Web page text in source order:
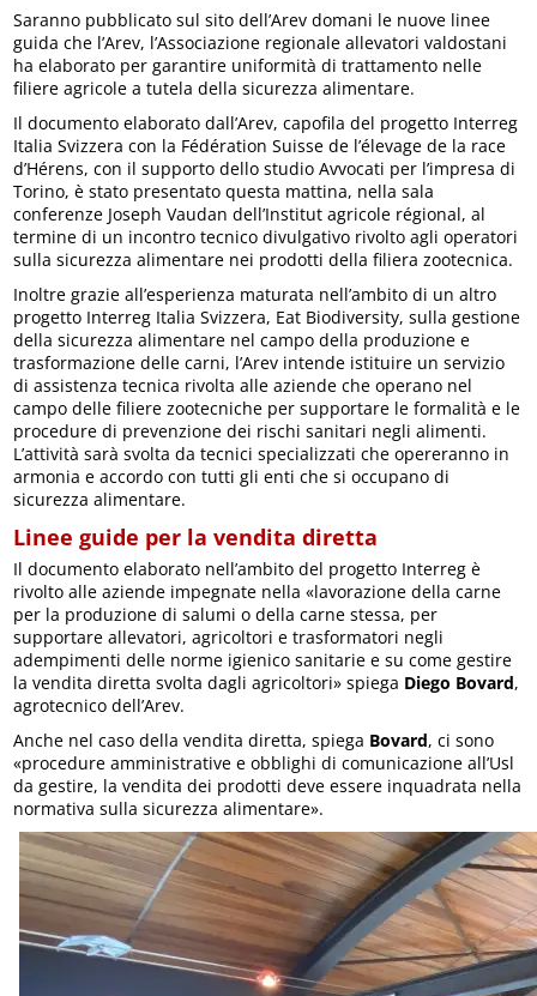
Saranno pubblicato sul sito dell’Arev domani le nuove linee
guida che l’Arev, l’Associazione regionale allevatori valdostani
ha elaborato per garantire uniformità di trattamento nelle
filiere agricole a tutela della sicurezza alimentare.
Il documento elaborato dall’Arev, capofila del progetto Interreg
Italia Svizzera con la Fédération Suisse de l’élevage de la race
d’Hérens, con il supporto dello studio Avvocati per l’impresa di
Torino, è stato presentato questa mattina, nella sala
conferenze Joseph Vaudan dell’Institut agricole régional, al
termine di un incontro tecnico divulgativo rivolto agli operatori
sulla sicurezza alimentare nei prodotti della filiera zootecnica.
Inoltre grazie all’esperienza maturata nell’ambito di un altro
progetto Interreg Italia Svizzera, Eat Biodiversity, sulla gestione
della sicurezza alimentare nel campo della produzione e
trasformazione delle carni, l’Arev intende istituire un servizio
di assistenza tecnica rivolta alle aziende che operano nel
campo delle filiere zootecniche per supportare le formalità e le
procedure di prevenzione dei rischi sanitari negli alimenti.
L’attività sarà svolta da tecnici specializzati che opereranno in
armonia e accordo con tutti gli enti che si occupano di
sicurezza alimentare.
Linee guide per la vendita diretta
Il documento elaborato nell’ambito del progetto Interreg è
rivolto alle aziende impegnate nella «lavorazione della carne
per la produzione di salumi o della carne stessa, per
supportare allevatori, agricoltori e trasformatori negli
adempimenti delle norme igienico sanitarie e su come gestire
la vendita diretta svolta dagli agricoltori» spiega Diego Bovard,
agrotecnico dell’Arev.
Anche nel caso della vendita diretta, spiega Bovard, ci sono
«procedure amministrative e obblighi di comunicazione all’Usl
da gestire, la vendita dei prodotti deve essere inquadrata nella
normativa sulla sicurezza alimentare».